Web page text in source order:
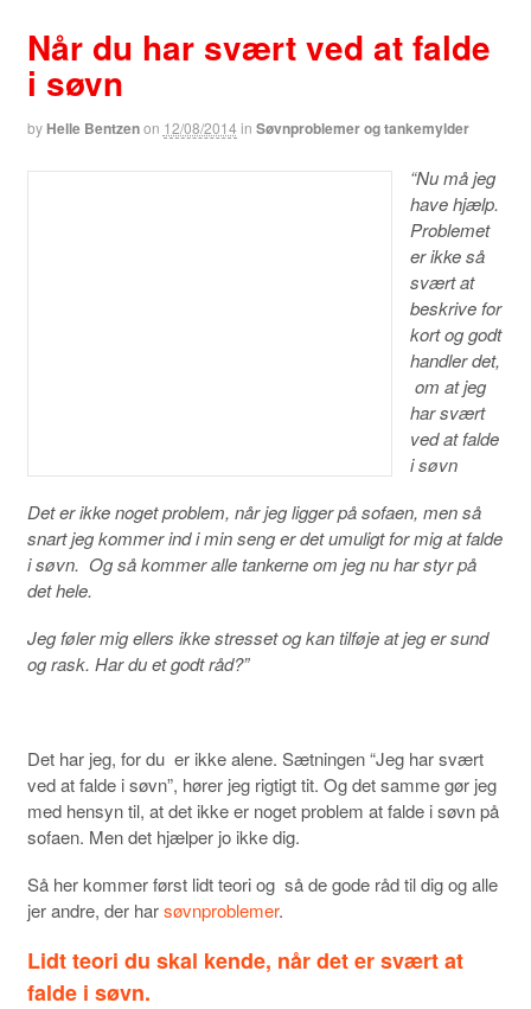
Når du har svært ved at falde
i søvn
by Helle Bentzenon 12/08/2014 in Søvnproblemer og tankemylder
“Nu må jeg
have hjælp.
Problemet
er ikke så
svært at
beskrive for
kort og godt
handler det,
om at jeg
har svært
ved at falde
i søvn
Det er ikke noget problem, når jeg ligger på sofaen, men så
snart jeg kommer ind i min seng er det umuligt for mig at falde
i søvn. Og så kommer alle tankerne om jeg nu har styr på
det hele.
Jeg føler mig ellers ikke stresset og kan tilføje at jeg er sund
og rask. Har du et godt råd?”
Det har jeg, for du er ikke alene. Sætningen “Jeg har svært
ved at falde i søvn”, hører jeg rigtigt tit. Og det samme gør jeg
med hensyn til, at det ikke er noget problem at falde i søvn på
sofaen. Men det hjælper jo ikke dig.
Så her kommer først lidt teori og så de gode råd til dig og alle
jer andre, der harsøvnproblemer.
Lidt teori du skal kende, når det er svært at
falde i søvn.